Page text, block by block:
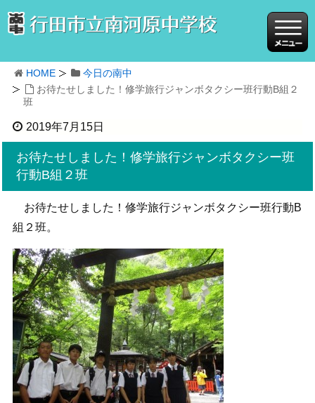
HOME
今日の南中
お待たせしました！修学旅行ジャンボタクシー班行動B組２
班
2019年7月15日
お待たせしました！修学旅行ジャンボタクシー班
行動B組２班
お待たせしました！修学旅行ジャンボタクシー班行動B
組２班。